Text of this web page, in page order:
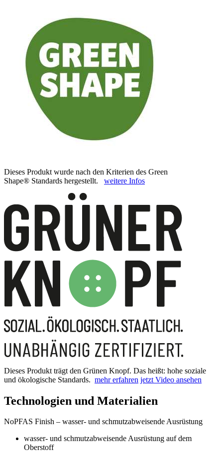
Dieses Produkt wurde nach den Kriterien des Green
Shape® Standards hergestellt. weitere Infos
Dieses Produkt trägt den Grünen Knopf. Das heißt: hohe soziale
und ökologische Standards. mehr erfahren jetzt Video ansehen
Technologien und Materialien
NoPFAS Finish – wasser- und schmutzabweisende Ausrüstung
wasser- und schmutzabweisende Ausrüstung auf dem
Oberstoff